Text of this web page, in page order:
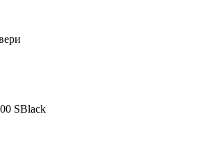
SBlack